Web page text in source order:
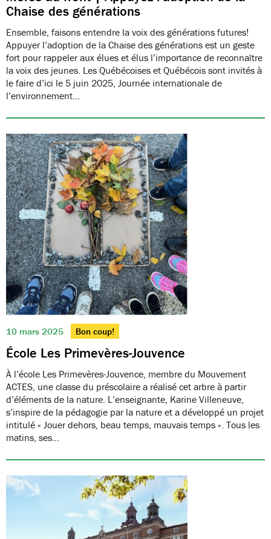
Chaise des générations
Ensemble, faisons entendre la voix des générations futures!
Appuyer l’adoption de la Chaise des générations est un geste
fort pour rappeler aux élues et élus l’importance de reconnaître
la voix des jeunes. Les Québécoises et Québécois sont invités à
le faire d’ici le 5 juin 2025, Journée internationale de
l’environnement…
10 mars 2025 Bon coup!
École Les Primevères-Jouvence
À l’école Les Primevères-Jouvence, membre du Mouvement
ACTES, une classe du préscolaire a réalisé cet arbre à partir
d’éléments de la nature. L’enseignante, Karine Villeneuve,
s’inspire de la pédagogie par la nature et a développé un projet
intitulé « Jouer dehors, beau temps, mauvais temps ». Tous les
matins, ses…